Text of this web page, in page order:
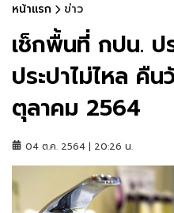
หน้าแรก ข่าว
เช็กพื้นที่ กปน. ป
ประปาไม่ไหล คื
ตุลาคม 2564
04 ต.ค. 2564 | 20:26 น.